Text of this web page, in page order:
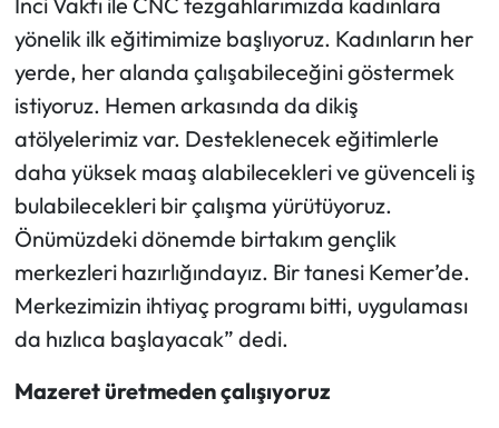
yönelik ilk eğitimimize başlıyoruz. Kadınların her
yerde, her alanda çalışabileceğini göstermek
istiyoruz. Hemen arkasında da dikiş
atölyelerimiz var. Desteklenecek eğitimlerle
daha yüksek maaş alabilecekleri ve güvenceli iş
bulabilecekleri bir çalışma yürütüyoruz.
Önümüzdeki dönemde birtakım gençlik
merkezleri hazırlığındayız. Bir tanesi Kemer’de.
Merkezimizin ihtiyaç programı bitti, uygulaması
da hızlıca başlayacak” dedi.
Mazeret üretmeden çalışıyoruz